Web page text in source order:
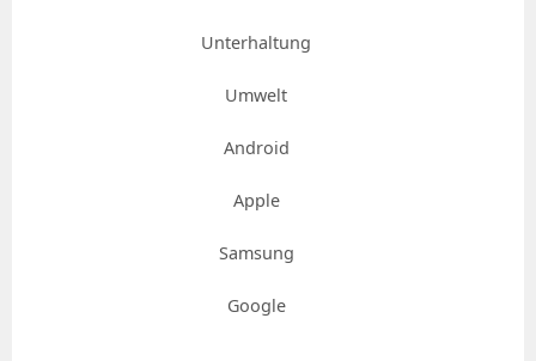
Unterhaltung
Umwelt
Android
Apple
Samsung
Google